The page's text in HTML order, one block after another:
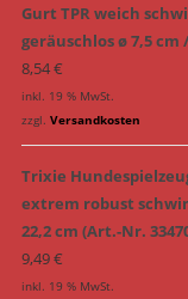
Gurt TPR weich
geräuschlos ø 7,5 cm
8,54€
inkl. 19 % MwSt.
zzgl. Versandkosten
Trixie
extrem robust
22,2 cm (Art.-Nr.
9,49€
inkl. 19 % MwSt.